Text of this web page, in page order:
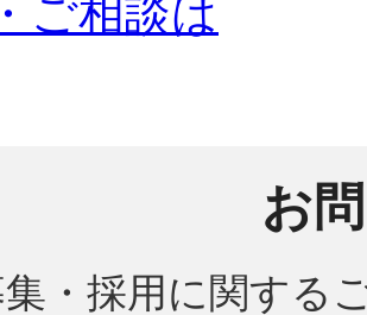
ご相談は
お
・採用に関する